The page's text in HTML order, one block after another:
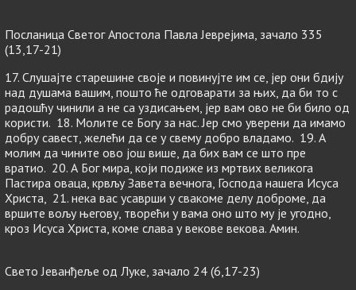
Посланица Светог Апостола Павла Јеврејима, зачало 335
(13,17-21)
17. Слушајте старешине своје и повинујте им се, јер они бдију
над душама вашим, пошто ће одговарати за њих, да би то с
радошћу чинили а не са уздисањем, јер вам ово не би било од
користи. 18. Молите се Богу за нас. Јер смо уверени да имамо
добру савест, желећи да се у свему добро владамо. 19. А
молим да чините ово још више, да бих вам се што пре
вратио. 20. А Бог мира, који подиже из мртвих великога
Пастира оваца, крвљу Завета вечнога, Господа нашега Исуса
Христа, 21. нека вас усаврши у свакоме делу доброме, да
вршите вољу његову, творећи у вама оно што му је угодно,
кроз Исуса Христа, коме слава у векове векова. Амин.
Свето Јеванђеље од Луке, зачало 24 (6,17-23)